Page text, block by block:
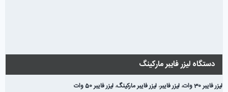
دستگاه لیزر فایبر مارکینگ
لیزر فایبر 30 وات ، لیزر فایبر، لیزر فایبر مارکینگ، لیزر فایبر 50 وات